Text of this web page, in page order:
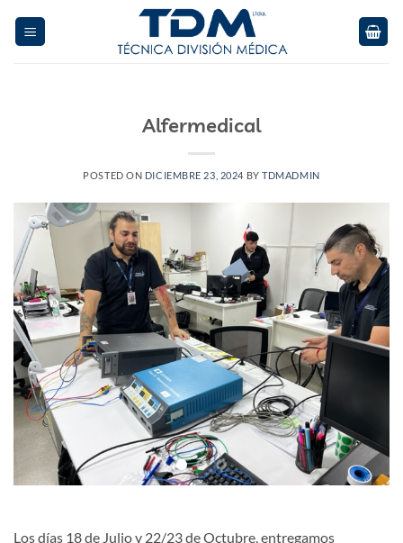
Alfermedical
POSTED ON DICIEMBRE 23, 2024 BYTDMADMIN
Los días 18 de Julio y 22/23 de Octubre, entregamos